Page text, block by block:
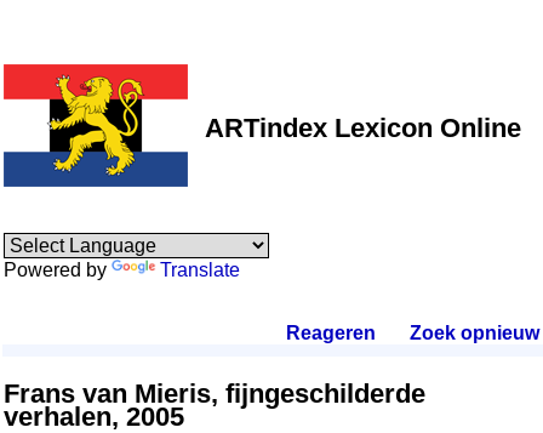
ARTindex Lexicon Online
Powered by Translate
Reageren Zoek opnieuw.
Frans van Mieris, fijngeschilderde
verhalen, 2005